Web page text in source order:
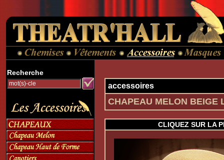
Recherche
accessoires
CHAPEAU MELON BEIGE
CLIQUEZ SUR LA